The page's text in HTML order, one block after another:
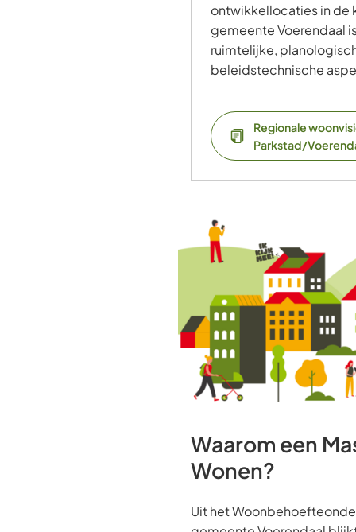
ontwikkellocaties in de
gemeente Voerendaal
ruimtelijke,
beleidstechnische
Regionale
Parkstad/
Waarom een
Wonen?
Uit het